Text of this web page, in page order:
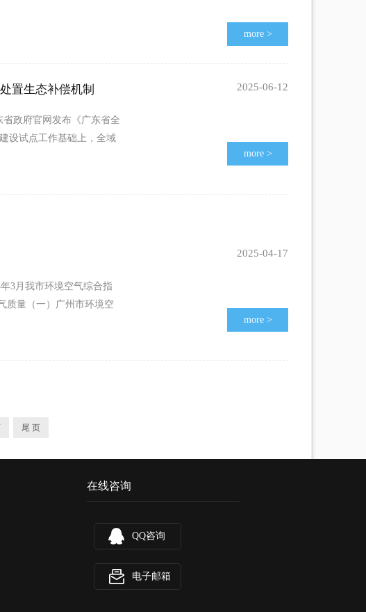
more >
置生态补偿机制
政府官网发布《广东省全
设试点工作基础上，全域
2025-06-12
more >
3月我市环境空气综合指
量（一）广州市环境空
2025-04-17
more >
尾 页
在线咨询
QQ咨询
电子邮箱